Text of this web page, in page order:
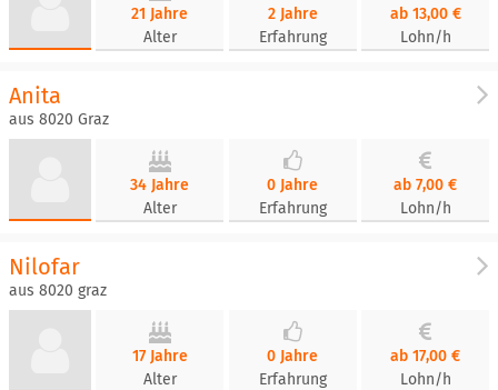
21 Jahre
Alter
2 Jahre
Erfahrung
ab 13,00 €
Lohn/h
Anita
aus 8020 Graz
34 Jahre
Alter
0 Jahre
Erfahrung
ab 7,00 €
Lohn/h
Nilofar
aus 8020 graz
17 Jahre
Alter
0 Jahre
Erfahrung
ab 17,00 €
Lohn/h